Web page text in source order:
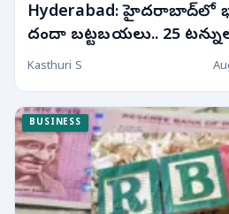
Hyderabad: హైదరాబాద్‌లో
దందా బట్టబయలు.. 25
ద్రవ్యాలు స్వాధీనం!
Kasthuri S
BUSINESS